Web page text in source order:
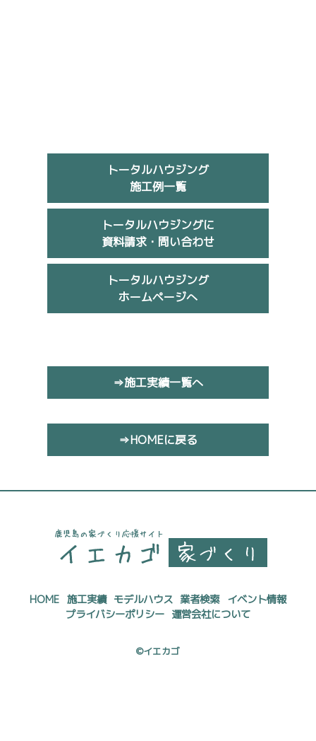
トータルハウジング
施工例一覧
トータルハウジングに
資料請求・問い合わせ
トータルハウジング
ホームページへ
⇒施工実績一覧へ
⇒HOMEに戻る
HOME 施工実績 モデルハウス 業者検索 イベント情報
プライバシーポリシー 運営会社について
©イエカゴ